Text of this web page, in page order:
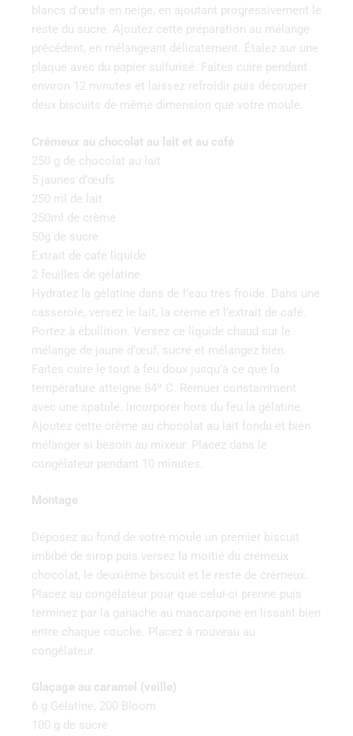
blancs d’œufs en neige, en ajoutant progressivement le
reste du sucre. Ajoutez cette préparation au mélange
précédent, en mélangeant délicatement. Étalez sur une
plaque avec du papier sulfurisé. Faites cuire pendant
environ 12 minutes et laissez refroidir puis découper
deux biscuits de même dimension que votre moule.
Crémeux au chocolat au lait et au café
250 g de chocolat au lait
5 jaunes d’œufs
250 ml de lait
250ml de crème
50g de sucre
Extrait de café liquide
2 feuilles de gélatine
Hydratez la gélatine dans de l’eau très froide. Dans une
casserole, versez le lait, la crème et l’extrait de café.
Portez à ébullition. Versez ce liquide chaud sur le
mélange de jaune d’œuf, sucre et mélangez bien.
Faites cuire le tout à feu doux jusqu’à ce que la
température atteigne 84º C. Remuer constamment
avec une spatule. Incorporer hors du feu la gélatine.
Ajoutez cette crème au chocolat au lait fondu et bien
mélanger si besoin au mixeur. Placez dans le
congélateur pendant 10 minutes.
Montage
Déposez au fond de votre moule un premier biscuit
imbibé de sirop puis versez la moitié du crémeux
chocolat, le deuxième biscuit et le reste de crémeux.
Placez au congélateur pour que celui-ci prenne puis
terminez par la ganache au mascarpone en lissant bien
entre chaque couche. Placez à nouveau au
congélateur.
Glaçage au caramel (veille)
6 g Gélatine, 200 Bloom
100 g de sucre